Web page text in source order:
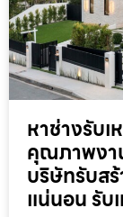
หาช่างรับ
คุณภาพงา
บริษัทรับสร้
แน่นอน รับ